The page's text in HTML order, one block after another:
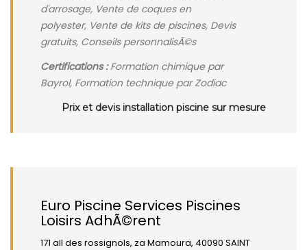
d'arrosage, Vente de coques en
polyester, Vente de kits de piscines, Devis
gratuits, Conseils personnalisÃ©s
Certifications :Formation chimique par
Bayrol, Formation technique par Zodiac
Prix et devis installation piscine sur mesure
Euro Piscine Services Piscines
Loisirs AdhÃ©rent
171 all des rossignols, za Mamoura, 40090 SAINT